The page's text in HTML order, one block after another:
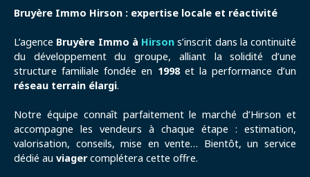
Bruyère Immo Hirson : expertise locale et réactivité
L’agence Bruyère Immo à Hirson s’inscrit dans la continuité
du développement du groupe, alliant la solidité d’une
structure familiale fondée en 1998et la performance d’un
réseau terrain élargi.
Notre équipe connaît parfaitement le marché d’Hirson et
accompagne les vendeurs à chaque étape : estimation,
valorisation, conseils, mise en vente… Bientôt, un service
dédié au viagercomplétera cette offre.